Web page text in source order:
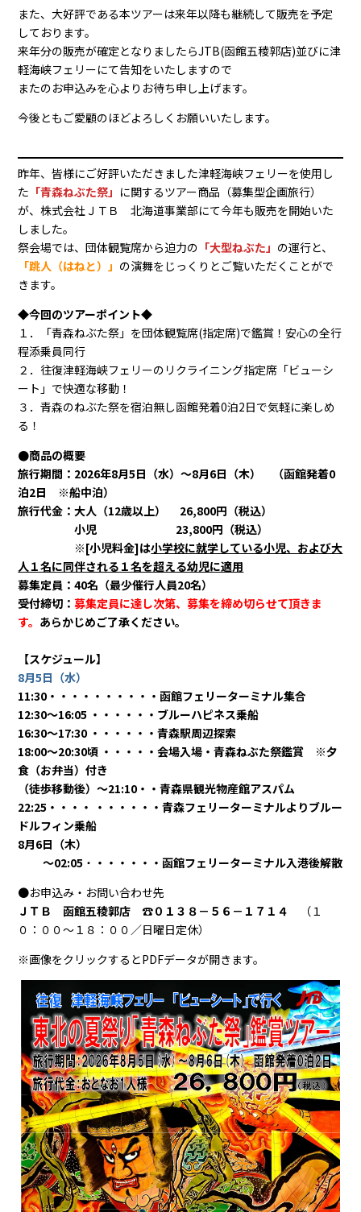
また、大好評である本ツアーは来年以降も継続して販売を予定
しております。
来年分の販売が確定となりましたらJTB(函館五稜郭店)並びに津
軽海峡フェリーにて告知をいたしますので
またのお申込みを心よりお待ち申し上げます。
今後ともご愛顧のほどよろしくお願いいたします。
昨年、皆様にご好評いただきました津軽海峡フェリーを使用し
た 「青森ねぶた祭」 に関するツアー商品（募集型企画旅行）
が、株式会社ＪＴＢ 北海道事業部にて今年も販売を開始いた
しました。
祭会場では、団体観覧席から迫力の 「大型ねぶた」 の運行と、
「跳人（はねと）」 の演舞をじっくりとご覧いただくことがで
きます。
◆今回のツアーポイント◆
１．「青森ねぶた祭」を団体観覧席(指定席)で鑑賞！安心の全行
程添乗員同行
２．往復津軽海峡フェリーのリクライニング指定席「ビューシ
ート」で快適な移動！
３．青森のねぶた祭を宿泊無し函館発着0泊2日で気軽に楽しめ
る！
●商品の概要
旅行期間：2026年8月5日（水）～8月6日（木） （函館発着0
泊2日 ※船中泊）
旅行代金：大人（12歳以上） 26,800円（税込）
小児 23,800円（税込）
※[小児料金]は小学校に就学している小児、および大
人１名に同伴される１名を超える幼児に適用
募集定員：40名（最少催行人員20名）
受付締切：募集定員に達し次第、募集を締め切らせて頂きま
す。 あらかじめご了承ください。
【スケジュール】
8月5日（水）
11:30・・・・・・・・・・函館フェリーターミナル集合
12:30～16:05 ・・・・・・ブルーハピネス乗船
16:30～17:30 ・・・・・・青森駅周辺探索
18:00～20:30頃 ・・・・・会場入場・青森ねぶた祭鑑賞 ※夕
食（お弁当）付き
（徒歩移動後）～21:10・・青森県観光物産館アスパム
22:25・・・・ ・・・・・・青森フェリーターミナルよりブルー
ドルフィン乗船
8月6日（木）
～02:05 ・ ・・・・・・函館フェリーターミナル入港後解散
●お申込み・お問い合わせ先
ＪＴＢ 函館五稜郭店 ☎０１３８－５６－１７１４
（１
０：００～１８：００／日曜日定休）
※画像をクリックするとPDFデータが開きます。